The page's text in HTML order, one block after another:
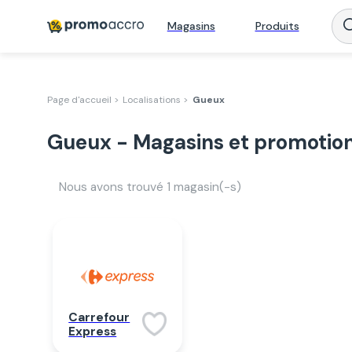
Magasins Produits
Page d'accueil > Localisations > Gueux
Gueux - Magasins et
Nous avons trouvé 1 magasin(-s)
Carrefour
Express